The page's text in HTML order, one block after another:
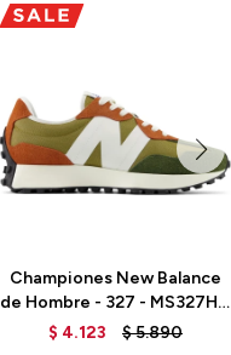
Championes New Balance
de Hombre - 327 - MS327HC
- HIGH DESERT
$ 4.123 $5.890